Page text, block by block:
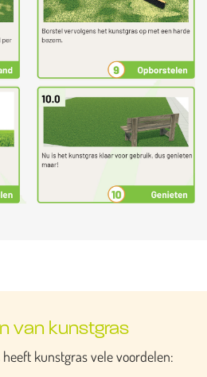
van kunstgras
kunstgras vele voordelen: